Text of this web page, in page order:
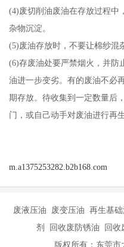
(4)废切削油废油在存放过程中
杂物沉淀。
(5)废油存放时，不要让棉纱混
(6)存废油处要严禁烟火，并防
油进一步变劣。有的废油不必
期存放。待收集到一定数量后
门，或自己动手对废油进行再生
m.a1375253282.b2b168.com
废液压油 废变压油 再生基
剂 回收废防锈油 回收
版权所有：东莞